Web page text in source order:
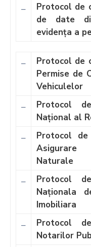
Contact
–
Protocol de
de date
evidența a
–
Protocol de
Permise de
Vehiculelor
–
Protocol
Național al
–
Protocol
Naturale
–
Protocol
Naționala
Imobiliara
–
Protocol
Notarilor